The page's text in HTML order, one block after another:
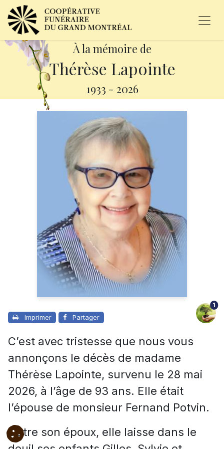
À la mémoire de
Thérèse Lapointe
1933 - 2026
Imprimer Partager
1
C’est avec tristesse que nous vous
annonçons le décès de madame
Thérèse Lapointe, survenu le 28 mai
2026, à l’âge de 93 ans. Elle était
l’épouse de monsieur Fernand Potvin.
Outre son époux, elle laisse dans le